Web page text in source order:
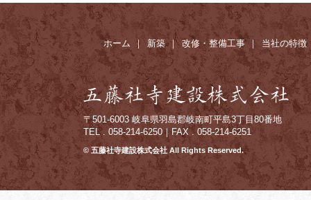
ホーム 新築 改修・整備工事 当社の特徴
〒501-6003 岐阜県羽島郡岐南町平島3丁目80番地
TEL . 058-214-6250｜FAX . 058-214-6251
© 五藤社寺建設株式会社 All Rights Reserved.